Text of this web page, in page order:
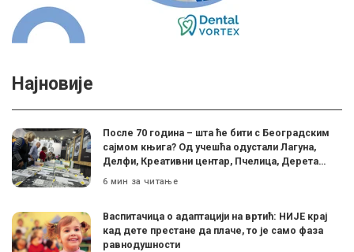
Најновије
После 70 година – шта ће бити с Београдским
сајмом књига? Од учешћа одустали Лагуна,
Делфи, Креативни центар, Пчелица, Дерета…
6 мин за читање
Васпитачица о адаптацији на вртић: НИЈЕ крај
кад дете престане да плаче, то је само фаза
равнодушности